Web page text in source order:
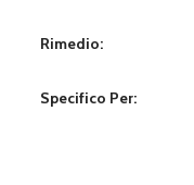
Rimedio:
Specifico Per: